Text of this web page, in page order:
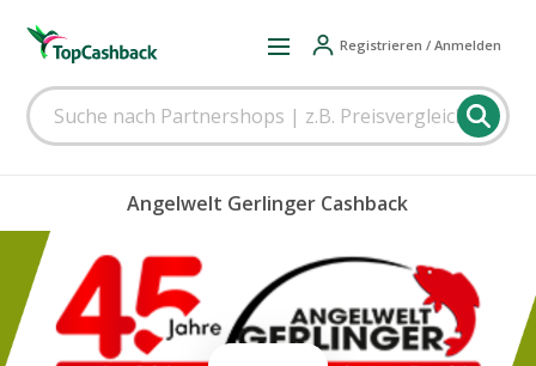
Registrieren / Anmelden
Angelwelt Gerlinger Cashback